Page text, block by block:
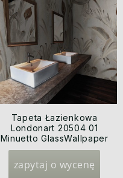
Tapeta Łazienkowa
Londonart 20504 01
Minuetto GlassWallpaper
2020
zapytaj o wycenę